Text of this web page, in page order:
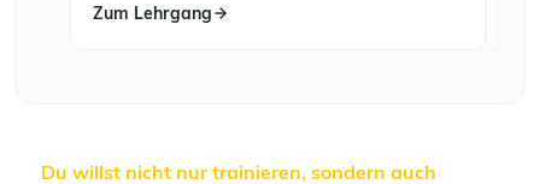
Zum Lehrgang
Du willst nicht nur trainieren, sondern auch